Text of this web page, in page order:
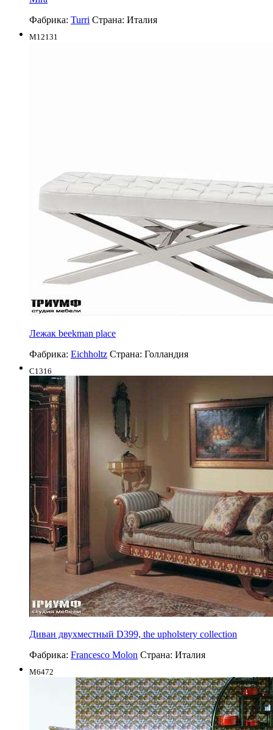
Фабрика: Turri Страна: Италия
M12131
Лежак beekman place
Фабрика: Eichholtz Страна: Голландия
C1316
Диван двухместный D399, the upholstery collection
Фабрика: Francesco Molon Страна: Италия
M6472